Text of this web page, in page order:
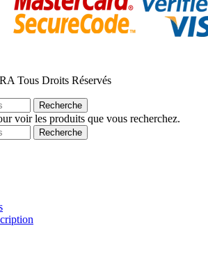
Tous Droits Réservés
Recherche
voir les produits que vous recherchez.
Recherche